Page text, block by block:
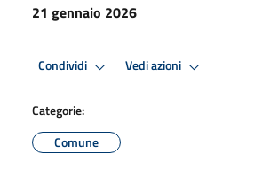
21 gennaio 2026
Condividi Vedi azioni
Categorie:
Comune